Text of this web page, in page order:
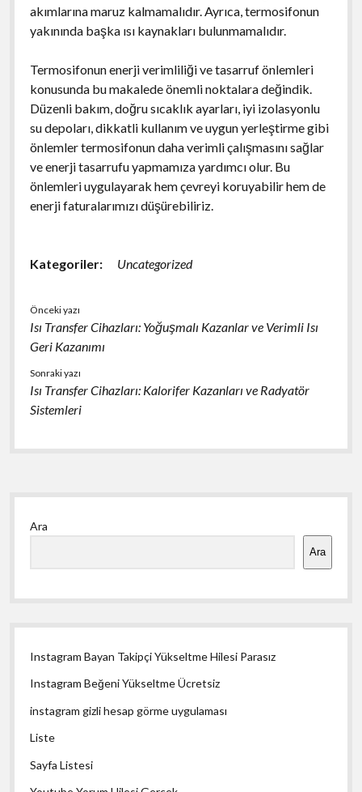
akımlarına maruz kalmamalıdır. Ayrıca, termosifonun
yakınında başka ısı kaynakları bulunmamalıdır.
Termosifonun enerji verimliliği ve tasarruf önlemleri
konusunda bu makalede önemli noktalara değindik.
Düzenli bakım, doğru sıcaklık ayarları, iyi izolasyonlu
su depoları, dikkatli kullanım ve uygun yerleştirme gibi
önlemler termosifonun daha verimli çalışmasını sağlar
ve enerji tasarrufu yapmamıza yardımcı olur. Bu
önlemleri uygulayarak hem çevreyi koruyabilir hem de
enerji faturalarımızı düşürebiliriz.
Kategoriler: Uncategorized
Önceki yazı
Isı Transfer Cihazları: Yoğuşmalı Kazanlar ve Verimli Isı
Geri Kazanımı
Sonraki yazı
Isı Transfer Cihazları: Kalorifer Kazanları ve Radyatör
Sistemleri
Yan
Menü
Ara
Ara
Instagram Bayan Takipçi Yükseltme Hilesi Parasız
Instagram Beğeni Yükseltme Ücretsiz
instagram gizli hesap görme uygulaması
Liste
Sayfa Listesi